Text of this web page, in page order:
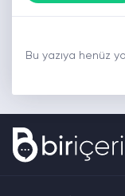
Bu yazıya henüz